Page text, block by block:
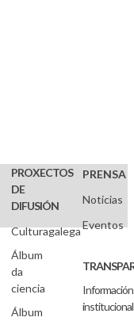
PROXECTOS
DE
DIFUSIÓN
Culturagalega
Álbum
da
ciencia
Álbum
PRENSA
Noticias
Eventos
Información
institucional